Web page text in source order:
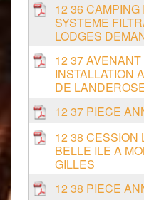
12 36 CAMPING
SYSTEME
LODGES
12 37
INSTALLATION
DE
12 37 PIECE
12 38 CESSION
BELLE ILE A
GILLES
12 38 PIECE